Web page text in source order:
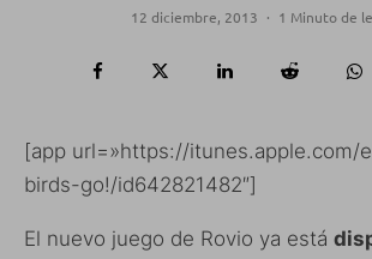
12 diciembre, 2013 · 1 Minuto de
[app url=»https://itunes.apple.com/
birds-go!/id642821482″]
El nuevo juego de Rovio ya está